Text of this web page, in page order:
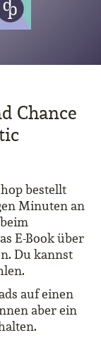
Chance
bestellt
Minuten an
E-Book über
Du kannst
auf einen
aber ein